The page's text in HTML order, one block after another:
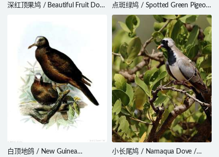
深红顶果鸠 / Beautiful Fruit Dove
点斑绿鸠 / Spotted Green Pigeon
/ Caloenas maculata
白顶地鸽 / New Guinea
小长尾鸠 / Namaqua Dove /